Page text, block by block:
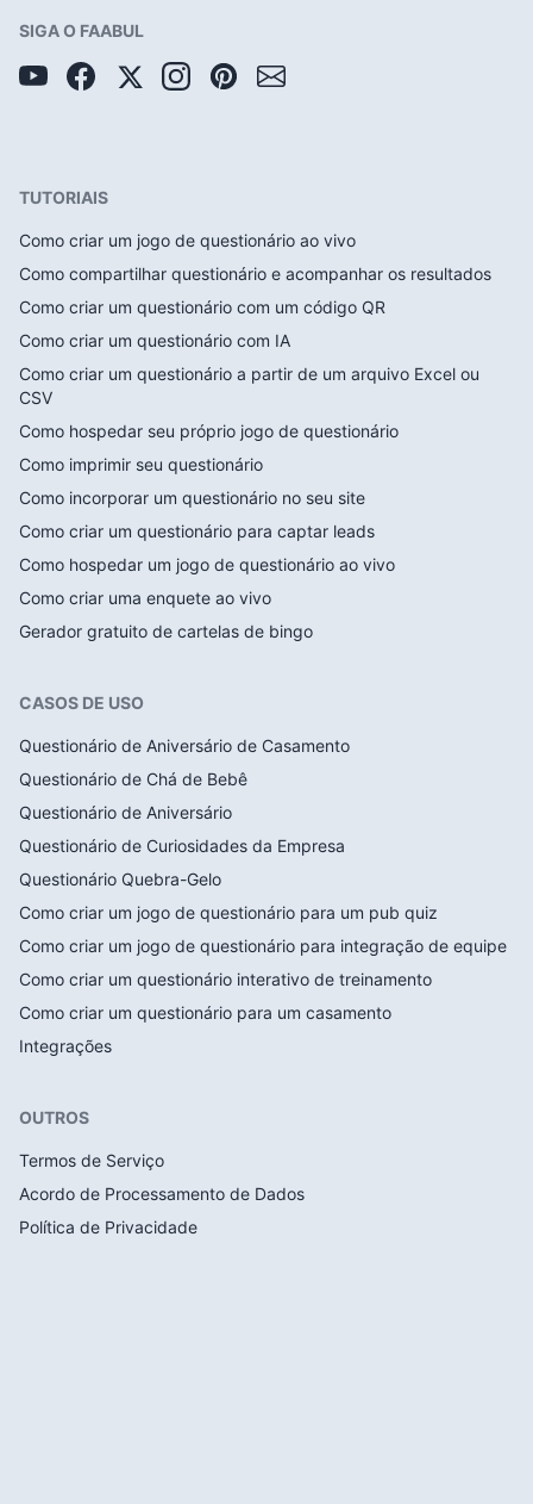
SIGA O FAABUL
TUTORIAIS
Como criar um jogo de questionário ao vivo
Como compartilhar questionário e acompanhar os resultados
Como criar um questionário com um código QR
Como criar um questionário com IA
Como criar um questionário a partir de um arquivo Excel ou
CSV
Como hospedar seu próprio jogo de questionário
Como imprimir seu questionário
Como incorporar um questionário no seu site
Como criar um questionário para captar leads
Como hospedar um jogo de questionário ao vivo
Como criar uma enquete ao vivo
Gerador gratuito de cartelas de bingo
CASOS DE USO
Questionário de Aniversário de Casamento
Questionário de Chá de Bebê
Questionário de Aniversário
Questionário de Curiosidades da Empresa
Questionário Quebra-Gelo
Como criar um jogo de questionário para um pub quiz
Como criar um jogo de questionário para integração de equipe
Como criar um questionário interativo de treinamento
Como criar um questionário para um casamento
Integrações
OUTROS
Termos de Serviço
Acordo de Processamento de Dados
Política de Privacidade